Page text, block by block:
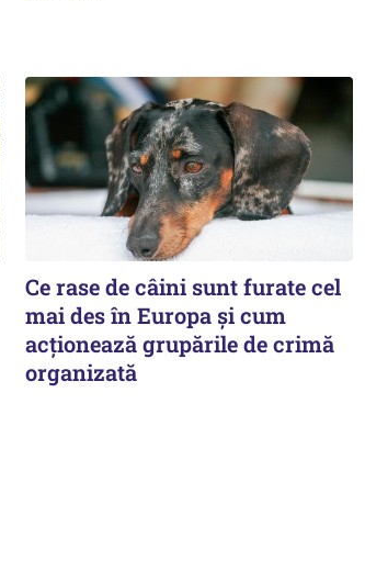
Ce rase de câini sunt furate cel
mai des în Europa și cum
acționează grupările de crimă
organizată